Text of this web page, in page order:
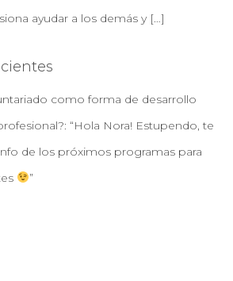
ayudar a los demás y […]
como forma de desarrollo
: “Hola Nora! Estupendo, te
de los próximos programas para
”